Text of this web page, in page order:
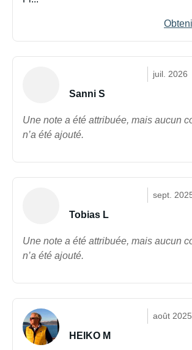
juil. 2026
Sanni S
Une note a été attribuée, mais aucun
n’a été ajouté.
sept.
Tobias L
Une note a été attribuée, mais aucun
n’a été ajouté.
août 2025
HEIKO M